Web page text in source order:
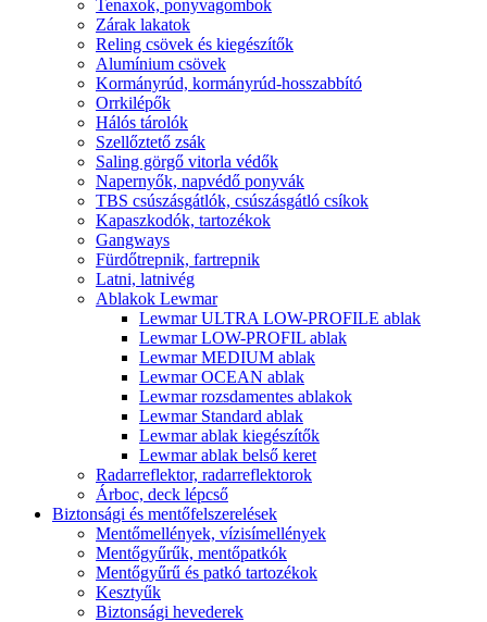
Tenaxok, ponyvagombok
Zárak lakatok
Reling csövek és kiegészítők
Alumínium csövek
Kormányrúd, kormányrúd-hosszabbító
Orrkilépők
Hálós tárolók
Szellőztető zsák
Saling görgő vitorla védők
Napernyők, napvédő ponyvák
TBS csúszásgátlók, csúszásgátló csíkok
Kapaszkodók, tartozékok
Gangways
Fürdőtrepnik, fartrepnik
Latni, latnivég
Ablakok Lewmar
Lewmar ULTRA LOW-PROFILE ablak
Lewmar LOW-PROFIL ablak
Lewmar MEDIUM ablak
Lewmar OCEAN ablak
Lewmar rozsdamentes ablakok
Lewmar Standard ablak
Lewmar ablak kiegészítők
Lewmar ablak belső keret
Radarreflektor, radarreflektorok
Árboc, deck lépcső
Biztonsági és mentőfelszerelések
Mentőmellények, vízisímellények
Mentőgyűrűk, mentőpatkók
Mentőgyűrű és patkó tartozékok
Kesztyűk
Biztonsági hevederek